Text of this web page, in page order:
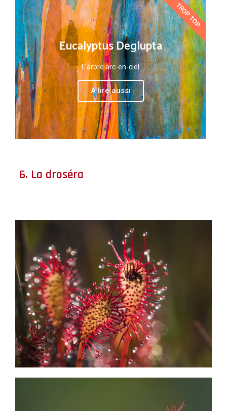
Eucalyptus Deglupta
L'arbre arc-en-ciel
A lire aussi
TROP TOP
6. La droséra